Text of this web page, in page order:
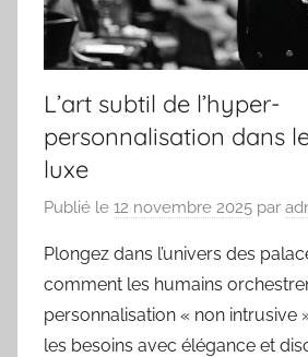
L’art subtil de l’hyper-
personnalisation dans
luxe
Publié le 12 novembre 2025 par
Plongez dans l’univers des
comment les humains
personnalisation « non intrusive
les besoins avec élégance et